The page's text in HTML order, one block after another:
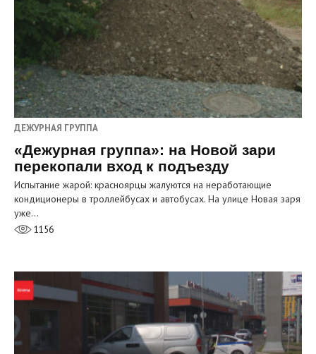
ДЕЖУРНАЯ ГРУППА
«Дежурная группа»: на Новой зари
перекопали вход к подъезду
Испытание жарой: красноярцы жалуются на неработающие
кондиционеры в троллейбусах и автобусах. На улице Новая заря
уже…
1156